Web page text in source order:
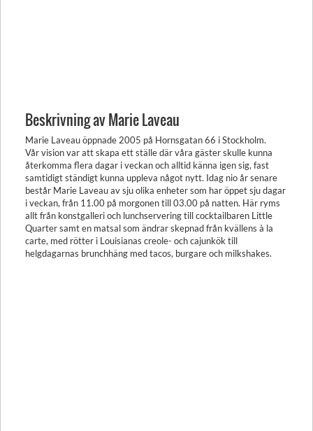
Beskrivning av Marie Laveau
Marie Laveau öppnade 2005 på Hornsgatan 66 i Stockholm.
Vår vision var att skapa ett ställe där våra gäster skulle kunna
återkomma flera dagar i veckan och alltid känna igen sig, fast
samtidigt ständigt kunna uppleva något nytt. Idag nio år senare
består Marie Laveau av sju olika enheter som har öppet sju dagar
i veckan, från 11.00 på morgonen till 03.00 på natten. Här ryms
allt från konstgalleri och lunchservering till cocktailbaren Little
Quarter samt en matsal som ändrar skepnad från kvällens à la
carte, med rötter i Louisianas creole- och cajunkök till
helgdagarnas brunchhäng med tacos, burgare och milkshakes.